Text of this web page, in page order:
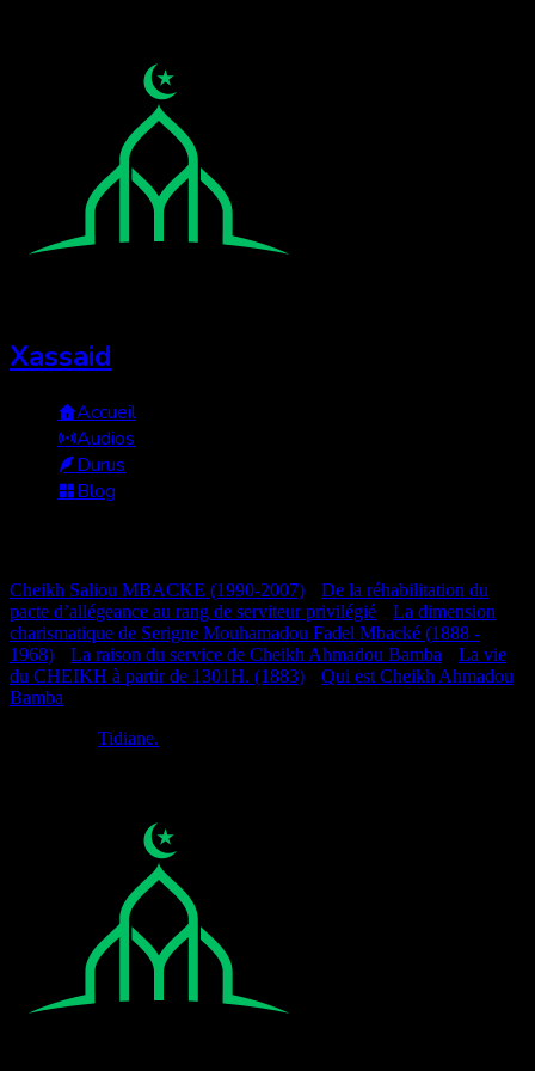
Xassaid
Accueil
Audios
Durus
Blog
Cheikh Saliou MBACKE (1990-2007)
De la réhabilitation du
pacte d’allégeance au rang de serviteur privilégié
La dimension
charismatique de Serigne Mouhamadou Fadel Mbacké (1888 -
1968)
La raison du service de Cheikh Ahmadou Bamba
La vie
du CHEIKH à partir de 1301H. (1883)
Qui est Cheikh Ahmadou
Bamba
Tidiane.